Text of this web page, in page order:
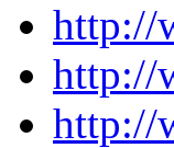
http://
http://
http://